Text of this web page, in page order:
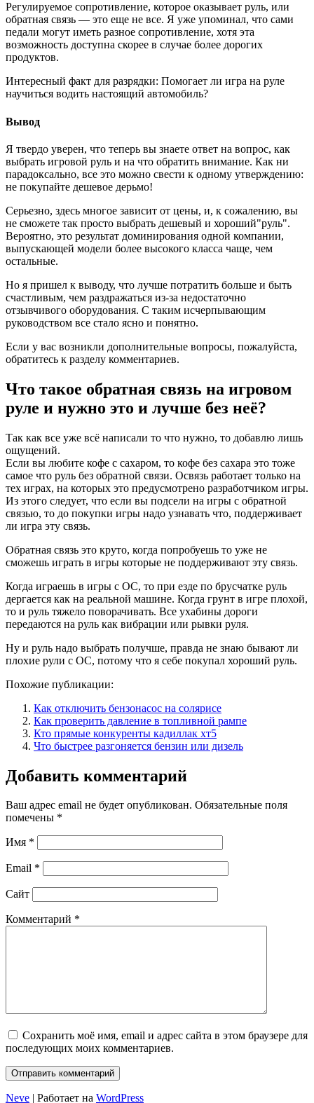
Регулируемое сопротивление, которое оказывает руль, или
обратная связь — это еще не все. Я уже упоминал, что сами
педали могут иметь разное сопротивление, хотя эта
возможность доступна скорее в случае более дорогих
продуктов.
Интересный факт для разрядки: Помогает ли игра на руле
научиться водить настоящий автомобиль?
Вывод
Я твердо уверен, что теперь вы знаете ответ на вопрос, как
выбрать игровой руль и на что обратить внимание. Как ни
парадоксально, все это можно свести к одному утверждению:
не покупайте дешевое дерьмо!
Серьезно, здесь многое зависит от цены, и, к сожалению, вы
не сможете так просто выбрать дешевый и хороший"руль".
Вероятно, это результат доминирования одной компании,
выпускающей модели более высокого класса чаще, чем
остальные.
Но я пришел к выводу, что лучше потратить больше и быть
счастливым, чем раздражаться из-за недостаточно
отзывчивого оборудования. С таким исчерпывающим
руководством все стало ясно и понятно.
Если у вас возникли дополнительные вопросы, пожалуйста,
обратитесь к разделу комментариев.
Что такое обратная связь на игровом
руле и нужно это и лучше без неё?
Так как все уже всё написали то что нужно, то добавлю лишь
ощущений.
Если вы любите кофе с сахаром, то кофе без сахара это тоже
самое что руль без обратной связи. Освязь работает только на
тех играх, на которых это предусмотрено разработчиком игры.
Из этого следует, что если вы подсели на игры с обратной
связью, то до покупки игры надо узнавать что, поддерживает
ли игра эту связь.
Обратная связь это круто, когда попробуешь то уже не
сможешь играть в игры которые не поддерживают эту связь.
Когда играешь в игры с ОС, то при езде по брусчатке руль
дергается как на реальной машине. Когда грунт в игре плохой,
то и руль тяжело поворачивать. Все ухабины дороги
передаются на руль как вибрации или рывки руля.
Ну и руль надо выбрать получше, правда не знаю бывают ли
плохие рули с ОС, потому что я себе покупал хороший руль.
Похожие публикации:
Как отключить бензонасос на солярисе
Как проверить давление в топливной рампе
Кто прямые конкуренты кадиллак хт5
Что быстрее разгоняется бензин или дизель
Добавить комментарий
Ваш адрес email не будет опубликован. Обязательные поля
помечены *
Имя *
Email *
Сайт
Комментарий *
Сохранить моё имя, email и адрес сайта в этом браузере для
последующих моих комментариев.
Neve | Работает на WordPress